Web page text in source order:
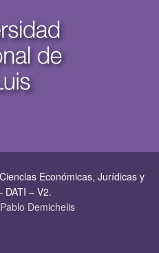
Económicas, Jurí­dicas y
DATI – V2.
Demichelis